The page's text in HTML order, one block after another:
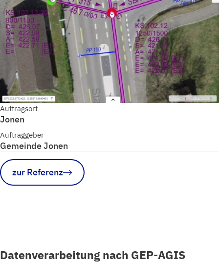
Auftragsort
Jonen
Auftraggeber
Gemeinde Jonen
zur Referenz
Datenverarbeitung nach GEP-AGIS